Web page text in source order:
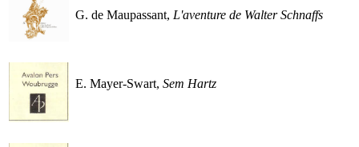
G. de Maupassant, L'aventure de Walter Schnaffs
E. Mayer-Swart, Sem Hartz